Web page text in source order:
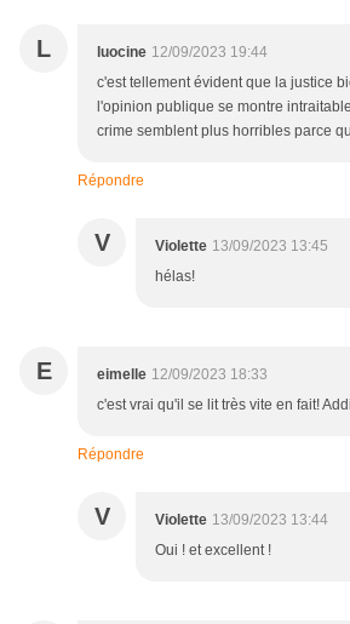
L luocine 12/09/2023 19:44
c'est tellement évident que la justice
l'opinion publique se montre
crime semblent plus horribles parce
Répondre
V Violette 13/09/2023 13:45
hélas!
E eimelle 12/09/2023 18:33
c'est vrai qu'il se lit très vite en fait!
Répondre
V Violette 13/09/2023 13:44
Oui ! et excellent !